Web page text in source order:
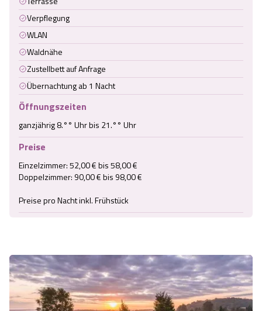
Verpflegung
WLAN
Waldnähe
Zustellbett auf Anfrage
Übernachtung ab 1 Nacht
Öffnungszeiten
ganzjährig 8.°° Uhr bis 21.°° Uhr
Preise
Einzelzimmer: 52,00 € bis 58,00 €
Doppelzimmer: 90,00 € bis 98,00 €
Preise pro Nacht inkl. Frühstück